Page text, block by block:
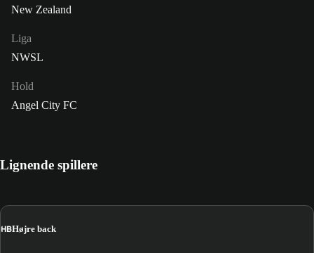
New Zealand
Liga
NWSL
Hold
Angel City FC
Lignende spillere
HBHøjre back